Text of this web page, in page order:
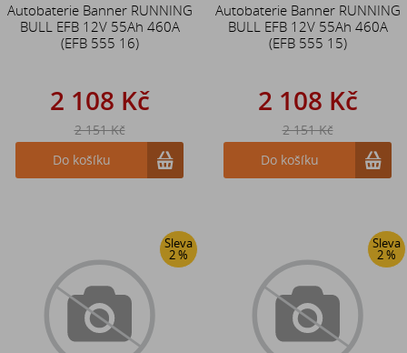
Autobaterie Banner RUNNING
BULL EFB 12V 55Ah 460A
(EFB 555 16)
2 108 Kč
2 151 Kč
Do košíku
Autobaterie Banner RUNNING
BULL EFB 12V 55Ah 460A
(EFB 555 15)
2 108 Kč
2 151 Kč
Do košíku
Sleva
2 %
Sleva
2 %